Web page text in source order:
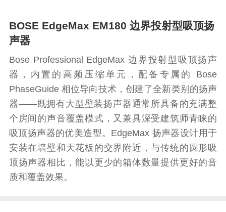
BOSE EdgeMax EM180 边界投射型吸顶扬
声器
Bose Professional EdgeMax 边界投射型吸顶扬声
器，内置的高频压缩单元，配备专属的 Bose
PhaseGuide 相位导向技术，创建了全新类别的扬声
器——既拥有大型壁装扬声器通常所具备的充满整
个房间的声音覆盖模式，又兼具深受建筑师青睐的
吸顶扬声器的优美造型。EdgeMax 扬声器设计用于
安装在墙壁和天花板的交界附近，与传统的圆形吸
顶扬声器相比，能以更少的箱体数量提供更好的音
质和覆盖效果。